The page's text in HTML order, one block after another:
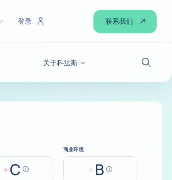
关于科法斯
搜索
登录 联系我们
C Help
商业环境
B Help